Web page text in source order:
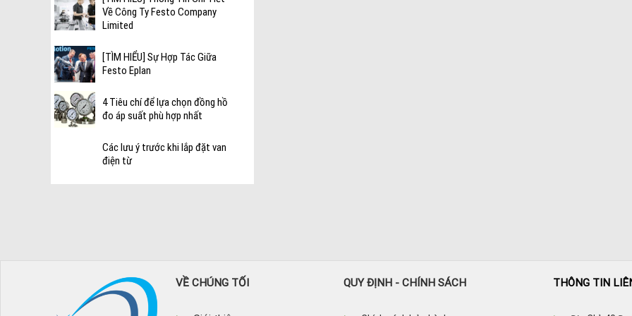
Về Công Ty Festo Company
Limited
[TÌM HIỂU] Sự Hợp Tác Giữa
Festo Eplan
4 Tiêu chí để lựa chọn đồng hồ
đo áp suất phù hợp nhất
Các lưu ý trước khi lắp đặt van
điện từ
VỀ CHÚNG TỐI QUY ĐỊNH - CHÍNH SÁCH THÔNG TIN